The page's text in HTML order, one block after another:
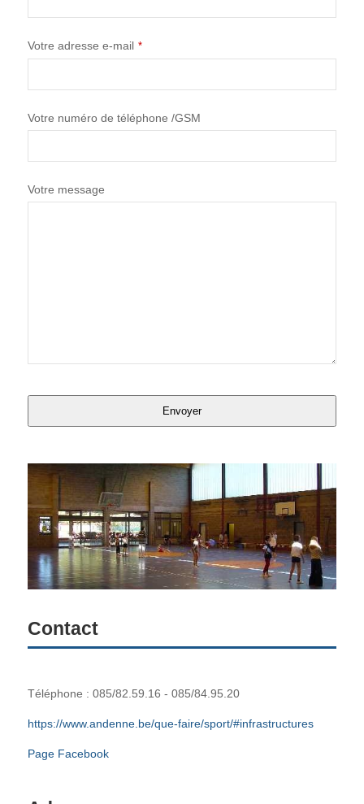
Votre adresse e-mail *
Votre numéro de téléphone /GSM
Votre message
Envoyer
URL *
Contact
Téléphone : 085/82.59.16 - 085/84.95.20
https://www.andenne.be/que-faire/sport/#infrastructures
Page Facebook